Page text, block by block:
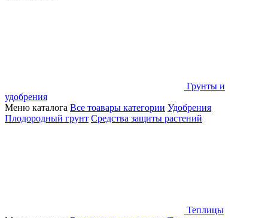
Грунты и
удобрения
Меню каталога Все тоавары категории Удобрения
Плодородный грунт Средства защиты растений
Теплицы